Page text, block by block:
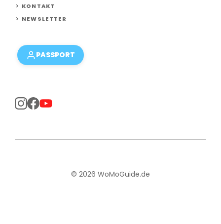
KONTAKT
NEWSLETTER
PASSPORT
© 2026 WoMoGuide.de